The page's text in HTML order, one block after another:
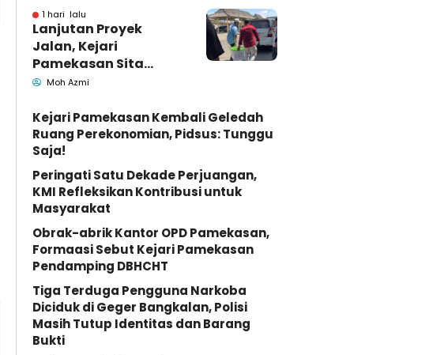
1 hari lalu
Lanjutan Proyek
Jalan, Kejari
Pamekasan Sita
Berkas dari Ruang
Moh Azmi
Kejari Pamekasan Kembali Geledah
Ruang Perekonomian, Pidsus: Tunggu
Saja!
Peringati Satu Dekade Perjuangan,
KMI Refleksikan Kontribusi untuk
Masyarakat
Obrak-abrik Kantor OPD Pamekasan,
Formaasi Sebut Kejari Pamekasan
Pendamping DBHCHT
Tiga Terduga Pengguna Narkoba
Diciduk di Geger Bangkalan, Polisi
Masih Tutup Identitas dan Barang
Bukti